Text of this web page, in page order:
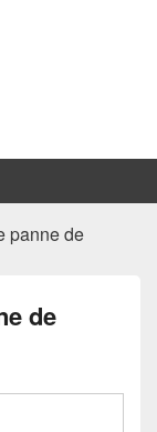
panne de
de